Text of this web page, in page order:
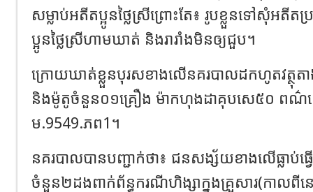
សម្លាប់អតីតប្អូនថ្លៃស្រីព្រោះតែ៖ រូបខ្លួនទៅសុំអតីតប្រ
ប្អូនថ្លៃស្រីហាមឃាត់ និងរារាំងមិនឲ្យជួប។
ក្រោយឃាត់ខ្លួនបុរសខាងលើនគរបាលដកហូតវត្ថុ
និងម៉ូតូចំនួន០១គ្រឿង ម៉ាកហុងដាគុបសេ៥០ ពណ៌ខ
ម.9549.ភព1។
នគរបាលបានបញ្ជាក់ថា៖ ជនសង្ស័យខាងលើធ្លាប់ធ្វ
ចំនួន២ដងពាក់ព័ន្ធករណីហិង្សាក្នុងគ្រួសារ(កាលពីនៅ